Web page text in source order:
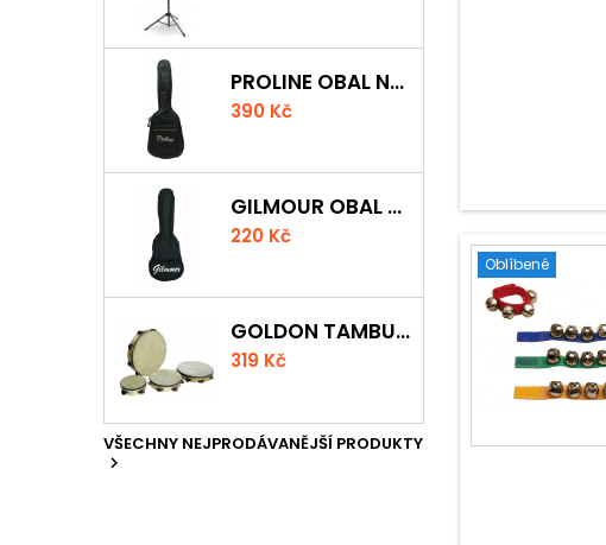
PROLINE OBAL NA KLASICKOU KYTARU S 5 MM POLSTROVÁNÍM
390 Kč
GILMOUR OBAL NA UKULELE CONCERT
220 Kč
GOLDON TAMBURÍNA S BLÁNOU A ČINELKY 20CM
319 Kč
VŠECHNY NEJPRODÁVANĚJŠÍ PRODUKTY

Oblíbené